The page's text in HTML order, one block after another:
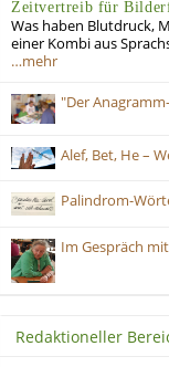
Zeitvertreib für
Was haben Blutdruck,
einer Kombi aus
…mehr
"Der
Alef, Bet, He –
Palindrom-
Im Gespräch
Redaktioneller